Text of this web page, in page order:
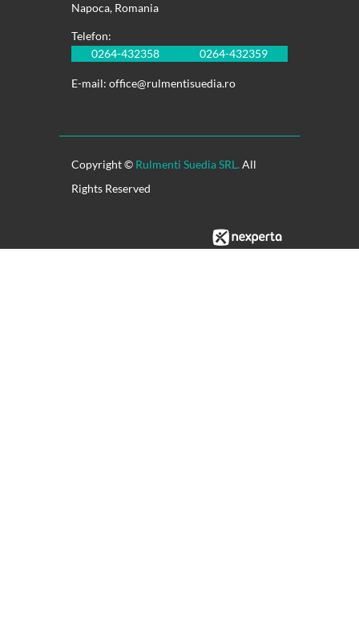
Napoca, Romania
Telefon:
0264-432358
0264-432359
E-mail: office@rulmentisuedia.ro
Copyright © Rulmenti Suedia SRL. All
Rights Reserved